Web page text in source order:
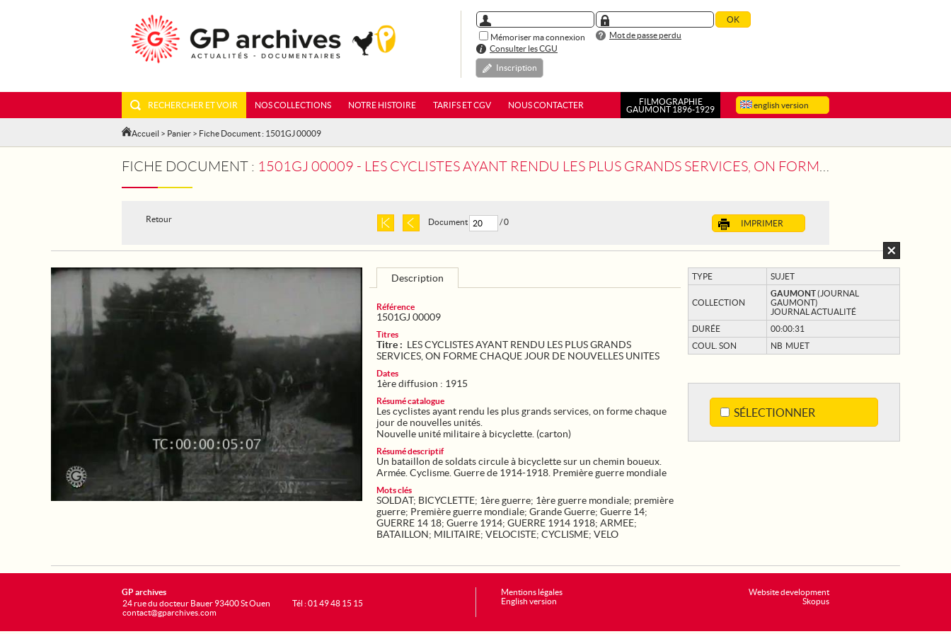
Mémoriser ma connexion
Mot de passe perdu
Consulter les CGU
Inscription
english version
RECHERCHER ET VOIR NOS COLLECTIONS NOTRE HISTOIRE TARIFS ET CGV NOUS CONTACTER
FILMOGRAPHIE
GAUMONT 1896-1929
Accueil > Panier > Fiche Document : 1501GJ 00009
FICHE DOCUMENT : 1501GJ 00009 - LES CYCLISTES AYANT RENDU LES PLUS GRANDS SERVICES, ON FORME CHAQUE JOUR DE NOUVELLES UNITES
Retour IMPRIMER
Document / 0
TYPE SUJET
COLLECTION
GAUMONT(JOURNAL
GAUMONT)
JOURNAL ACTUALITÉ
DURÉE
00:00:31
COUL. SON
NB MUET
SÉLECTIONNER
Description
Référence
1501GJ 00009
Titres
Titre : LES CYCLISTES AYANT RENDU LES PLUS GRANDS
SERVICES, ON FORME CHAQUE JOUR DE NOUVELLES UNITES
Dates
1ère diffusion : 1915
Résumé catalogue
Les cyclistes ayant rendu les plus grands services, on forme chaque
jour de nouvelles unités.
Nouvelle unité militaire à bicyclette. (carton)
Résumé descriptif
Un bataillon de soldats circule à bicyclette sur un chemin boueux.
Armée. Cyclisme. Guerre de 1914-1918. Première guerre mondiale
Mots clés
SOLDAT; BICYCLETTE; 1ère guerre; 1ère guerre mondiale; première
guerre; Première guerre mondiale; Grande Guerre; Guerre 14;
GUERRE 14 18; Guerre 1914; GUERRE 1914 1918; ARMEE;
BATAILLON; MILITAIRE; VELOCISTE; CYCLISME; VELO
Website development
Skopus
GP archives
24 rue du docteur Bauer 93400 St Ouen
contact@gparchives.com
Tél : 01 49 48 15 15
Mentions légales
English version